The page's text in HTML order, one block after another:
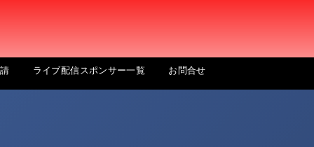
ライブ配信スポンサー一覧 お問合せ